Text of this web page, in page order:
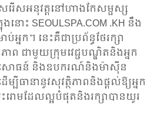
ើសរើសអនុវត្តនៅហាងកែសម្ផស្ស
នោះ SEOULSPA.COM .KH នឹង
អ្នក។ នេះគឺជាប្រព័ន្ធថែរក្សា
ព ជាមួយក្រុមវេជ្ជបណ្ឌិតនិងអ្នក
ោធន៍ និងឧបករណ៍និងម៉ាស៊ីន
បីធានានូវសុវត្ថិភាពនិងផ្តល់ឱ្យអ្នក
ះ​រោមដែលល្អបំផុតនិងរក្សាបានយូរ